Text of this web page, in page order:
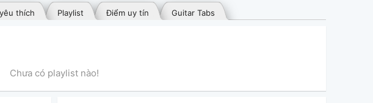
Guitar Tabs
Điểm uy tín
Playlist
thích
Chưa có playlist nào!